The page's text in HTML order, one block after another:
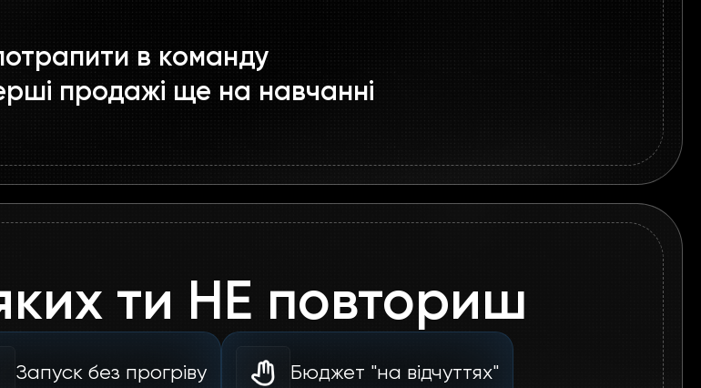
в команду
продажі ще на навчанні
ти НЕ повториш
Запуск без прогріву Бюджет "на відчуттях"